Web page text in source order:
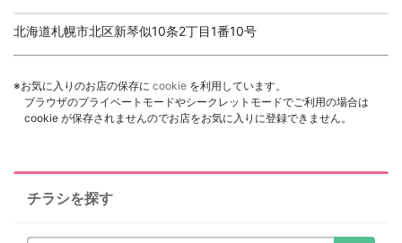
北海道札幌市北区新琴似10条2丁目1番10号
※お気に入りのお店の保存に cookie を利用しています。
ブラウザのプライベートモードやシークレットモードでご利用の場合は
cookie が保存されませんのでお店をお気に入りに登録できません。
チラシを探す